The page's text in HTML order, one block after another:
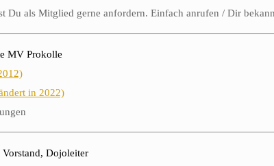
Du als Mitglied gerne anfordern. Einfach anrufen / Dir
MV Prokolle
in 2022)
Dojoleiter